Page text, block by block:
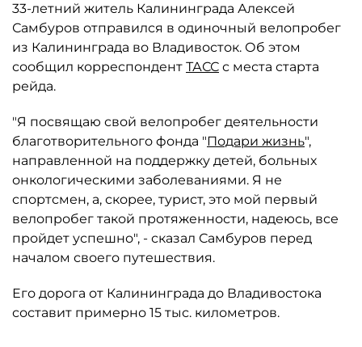
33-летний житель Калининграда Алексей
Самбуров отправился в одиночный велопробег
из Калининграда во Владивосток. Об этом
сообщил корреспондент ТАСС с места старта
рейда.
"Я посвящаю свой велопробег деятельности
благотворительного фонда "Подари жизнь",
направленной на поддержку детей, больных
онкологическими заболеваниями. Я не
спортсмен, а, скорее, турист, это мой первый
велопробег такой протяженности, надеюсь, все
пройдет успешно", - сказал Самбуров перед
началом своего путешествия.
Его дорога от Калининграда до Владивостока
составит примерно 15 тыс. километров.